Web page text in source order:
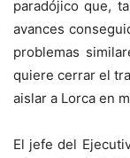
paradójico que,
avances
problemas
quiere cerrar el
aislar a Lorca en
El jefe del